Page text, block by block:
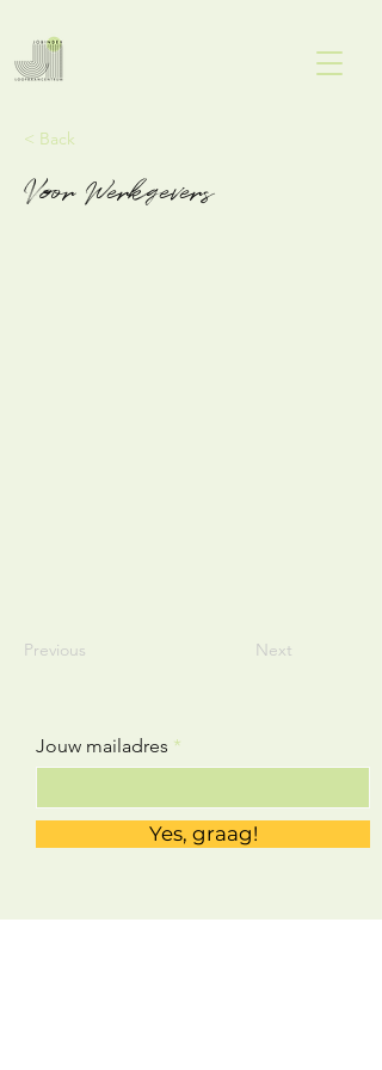
< Back
Voor Werkgevers
Previous Next
Jouw mailadres
Yes, graag!